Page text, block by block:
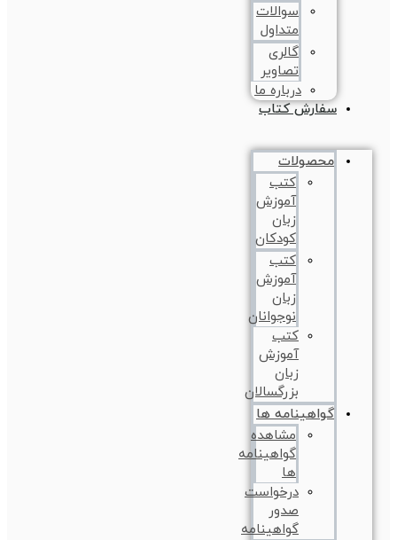
سوالات
متداول
گالری
تصاویر
درباره ما
سفارش کتاب
محصولات
کتب
آموزش
زبان
کودکان
کتب
آموزش
زبان
نوجوانان
کتب
آموزش
زبان
بزرگسالان
گواهینامه ها
مشاهده
گواهینامه
ها
درخواست
صدور
گواهینامه